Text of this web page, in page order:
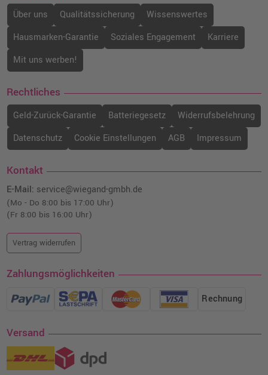
Über uns Qualitätssicherung
Wissenswertes
Hausmarken-Garantie
Soziales Engagement
Karriere
Mit uns werben!
Rechtliches
Geld-Zurück-Garantie Batteriegesetz
Widerrufsbelehrung
Datenschutz
Cookie Einstellungen AGB Impressum
Kontakt
E-Mail: service@wiegand-gmbh.de
(Mo - Do 8:00 bis 17:00 Uhr)
(Fr 8:00 bis 16:00 Uhr)
Vertrag widerrufen
Zahlungsmöglichkeiten
Rechnung
Versand